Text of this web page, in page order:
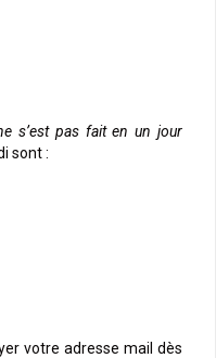
s’est pas fait en un jour
sont :
votre adresse mail dès